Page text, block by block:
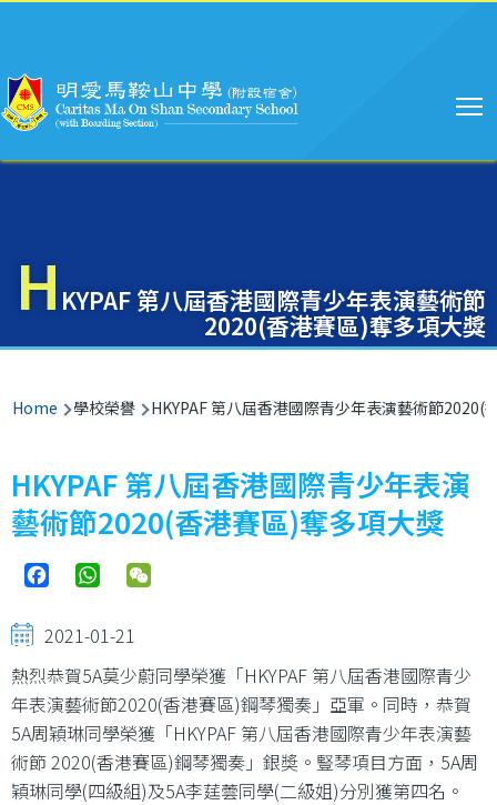
H KYPAF 第八屆香港國際青少年表演藝術節
2020(香港賽區)奪多項大獎
Breadcrumb
Home 學校榮譽 HKYPAF 第八屆香港國際青少年表演藝術節2020(
HKYPAF 第八屆香港國際青少年表演
藝術節2020(香港賽區)奪多項大獎
FacebookWhatsApp
2021-01-21
熱烈恭賀5A莫少蔚同學榮獲「HKYPAF 第八屆香港國際青少
年表演藝術節2020(香港賽區)鋼琴獨奏」亞軍。同時，恭賀
5A周穎琳同學榮獲「HKYPAF 第八屆香港國際青少年表演藝
術節 2020(香港賽區)鋼琴獨奏」銀奬。豎琴項目方面，5A周
穎琳同學(四級組)及5A李莛蕓同學(二級姐)分別獲第四名。